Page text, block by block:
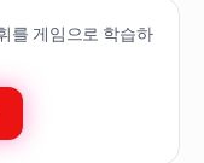
를 게임으로 학습하